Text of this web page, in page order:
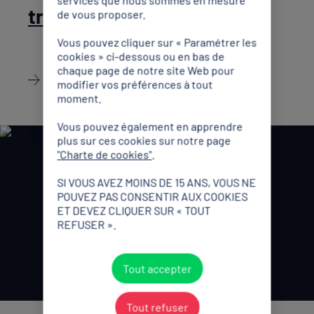
transitions
Découvrir
de vous proposer.
Vous pouvez cliquer sur « Paramétrer les
cookies » ci-dessous ou en bas de
chaque page de notre site Web pour
modifier vos préférences à tout
moment.
Vous pouvez également en apprendre
plus sur ces cookies sur notre page
"Charte de cookies".
SI VOUS AVEZ MOINS DE 15 ANS, VOUS NE
POUVEZ PAS CONSENTIR AUX COOKIES
ET DEVEZ CLIQUER SUR « TOUT
REFUSER ».
Tout accepter
Tout refuser